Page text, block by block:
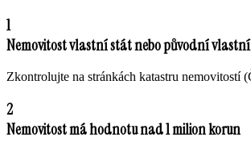
1
Nemovitost vlastní stát nebo původní
Zkontrolujte na stránkách katastru nemovitostí
2
Nemovitost má hodnotu nad 1 milion korun